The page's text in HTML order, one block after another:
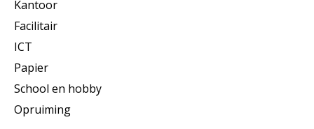
Kantoor
Facilitair
ICT
Papier
School en hobby
Opruiming